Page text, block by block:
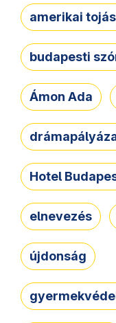
amerikai
budapesti
Ámon Ada
Hotel
elnevezés
újdonság